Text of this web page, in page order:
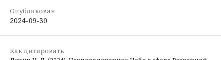
Опубликован
2024-09-30
Как цитировать